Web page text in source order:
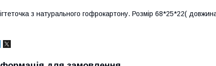
з натурального гофрокартону. Розмір 68*25*22(